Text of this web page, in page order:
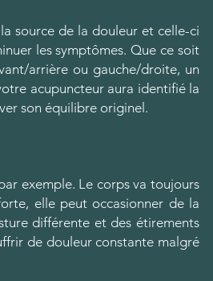
source de la douleur et celle-ci
les symptômes. Que ce soit
arrière ou gauche/droite, un
acupuncteur aura identifié la
son équilibre originel.
exemple. Le corps va toujours
elle peut occasionner de la
différente et des étirements
de douleur constante malgré